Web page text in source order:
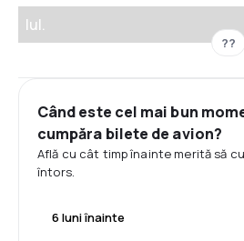
Iul.
??
Când este cel mai bun
cumpăra bilete de avion?
Află cu cât timp înainte merită să
întors.
6 luni înainte